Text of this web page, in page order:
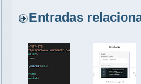
Entradas